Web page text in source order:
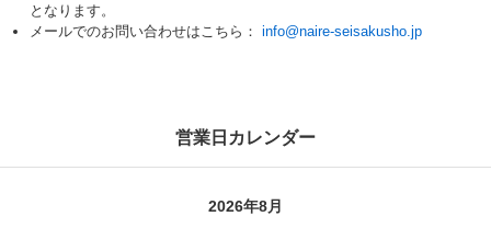
となります。
メールでのお問い合わせはこちら： info@naire-seisakusho.jp
営業日カレンダー
2026年8月